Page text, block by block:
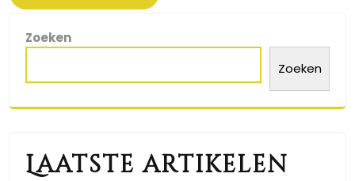
Zoeken
Zoeken
Laatste artikelen